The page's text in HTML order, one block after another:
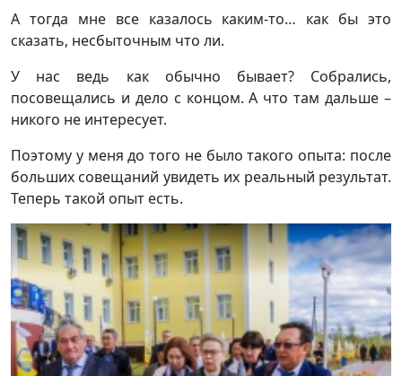
А тогда мне все казалось каким-то… как бы это
сказать, несбыточным что ли.
У нас ведь как обычно бывает? Собрались,
посовещались и дело с концом. А что там дальше –
никого не интересует.
Поэтому у меня до того не было такого опыта: после
больших совещаний увидеть их реальный результат.
Теперь такой опыт есть.